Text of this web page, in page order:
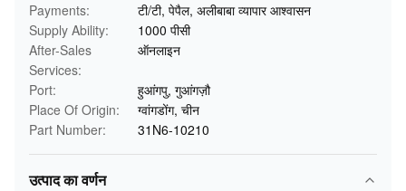
Payments:
टी/टी, पेपैल, अलीबाबा व्यापार आश्वासन
Supply Ability:
1000 पीसी
After-Sales
Services:
ऑनलाइन
Port:
हुआंगपु, गुआंगज़ौ
Place Of Origin:
ग्वांगडोंग, चीन
Part Number:
31N6-10210
उत्पाद का वर्णन